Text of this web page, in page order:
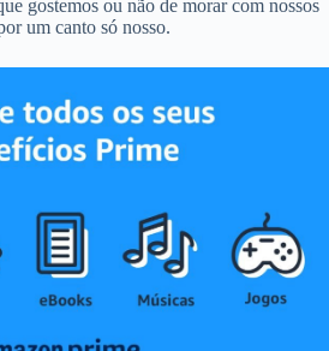
gostemos ou não de morar com nossos
um canto só nosso.